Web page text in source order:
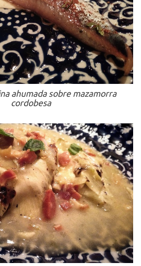
ahumada sobre mazamorra
cordobesa